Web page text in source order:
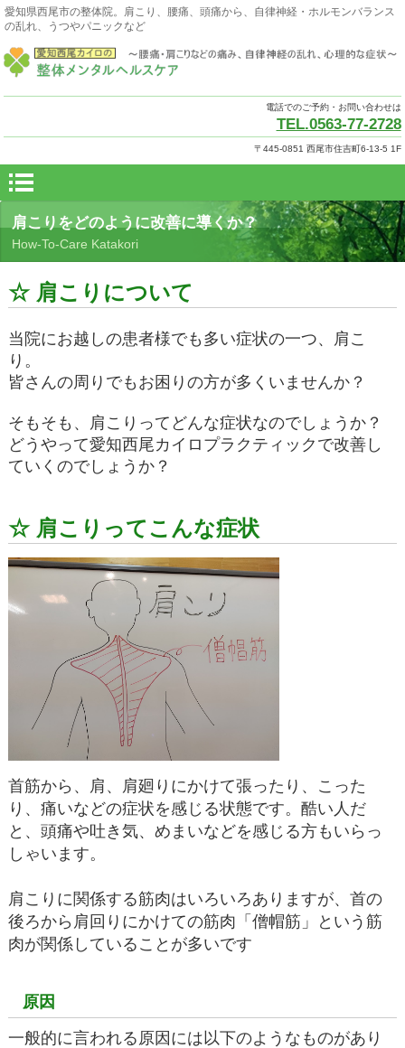
愛知県西尾市の整体院。肩こり、腰痛、頭痛から、自律神経・ホルモンバランス
の乱れ、うつやパニックなど
電話でのご予約・お問い合わせは
TEL.0563-77-2728
〒445-0851 西尾市住吉町6-13-5 1F
肩こりをどのように改善に導くか？
How-To-Care Katakori
☆ 肩こりについて
当院にお越しの患者様でも多い症状の一つ、肩こ
り。
皆さんの周りでもお困りの方が多くいませんか？
そもそも、肩こりってどんな症状なのでしょうか？
どうやって愛知西尾カイロプラクティックで改善し
ていくのでしょうか？
☆ 肩こりってこんな症状
首筋から、肩、肩廻りにかけて張ったり、こった
り、痛いなどの症状を感じる状態です。酷い人だ
と、頭痛や吐き気、めまいなどを感じる方もいらっ
しゃいます。
肩こりに関係する筋肉はいろいろありますが、首の
後ろから肩回りにかけての筋肉「僧帽筋」という筋
肉が関係していることが多いです
原因
一般的に言われる原因には以下のようなものがあり